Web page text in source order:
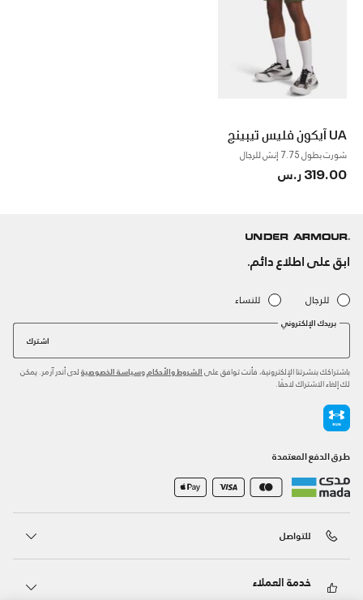
UA آيكون فليس تيبينج
شورت بطول 7.75 إنش للرجال
319.00 ر.س
ابق على اطلاع دائم.
للرجال للنساء
بريدك الإلكتروني
اشترك
باشتراكك بنشرتنا الإلكترونية، فأنت توافق على الشروط والأحكام وسياسة الخصوصية لدى أندر آرمر. يمكن
لك إلغاء الاشتراك لاحقًا.
طرق الدفع المعتمدة
للتواصل
خدمة العملاء